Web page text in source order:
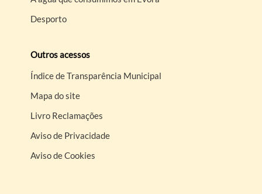
Desporto
Outros acessos
Índice de Transparência Municipal
Mapa do site
Livro Reclamações
Aviso de Privacidade
Aviso de Cookies